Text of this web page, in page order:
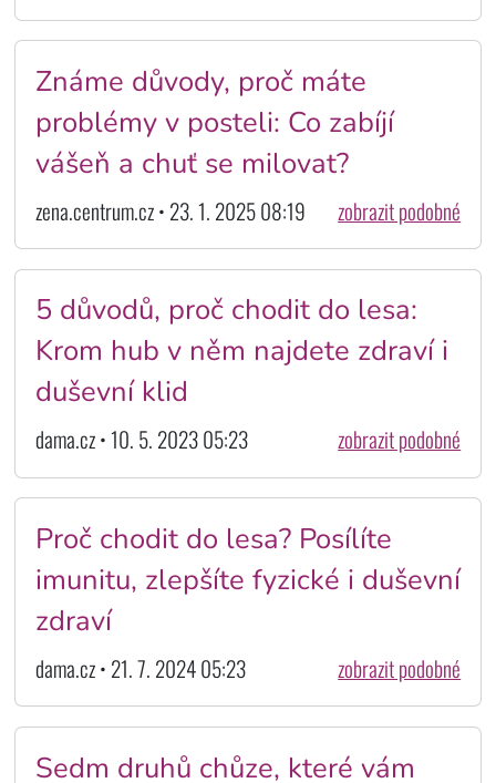
Známe důvody, proč máte
problémy v posteli: Co zabíjí
vášeň a chuť se milovat?
zena.centrum.cz • 23. 1. 2025 08:19 zobrazit podobné
5 důvodů, proč chodit do lesa:
Krom hub v něm najdete zdraví i
duševní klid
dama.cz • 10. 5. 2023 05:23 zobrazit podobné
Proč chodit do lesa? Posílíte
imunitu, zlepšíte fyzické i duševní
zdraví
dama.cz • 21. 7. 2024 05:23 zobrazit podobné
Sedm druhů chůze, které vám